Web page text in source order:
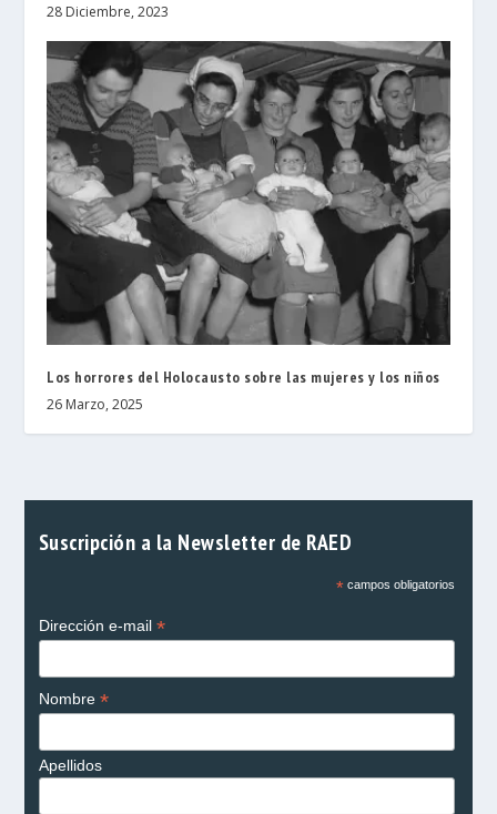
28 Diciembre, 2023
Los horrores del Holocausto sobre las mujeres y los niños
26 Marzo, 2025
Suscripción a la Newsletter de RAED
*campos obligatorios
Dirección e-mail *
Nombre *
Apellidos